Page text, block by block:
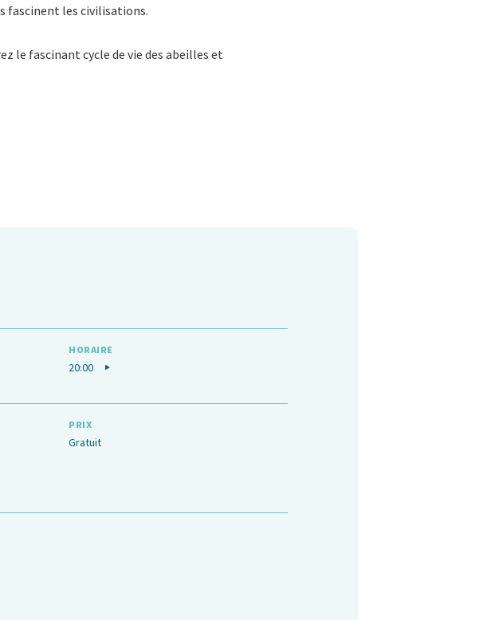
fascinent les civilisations.
le fascinant cycle de vie des abeilles et
HORAIRE
20:00
PRIX
Gratuit